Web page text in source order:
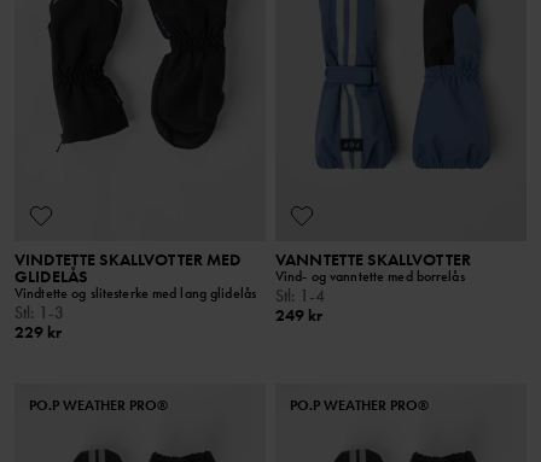
VINDTETTE SKALLVOTTER MED
GLIDELÅS
Vindtette og slitesterke med lang glidelås
Stl: 1-3
229 kr
VANNTETTE SKALLVOTTER
Vind- og vanntette med borrelås
Stl: 1-4
249 kr
PO.P WEATHER PRO® PO.P WEATHER PRO®